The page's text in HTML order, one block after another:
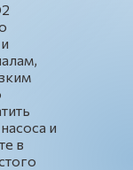
и
в